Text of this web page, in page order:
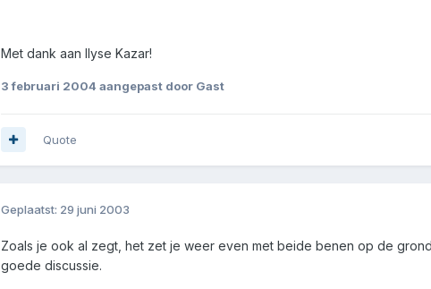
Met dank aan Ilyse Kazar!
3 februari 2004 aangepast door Gast
Quote
Geplaatst: 29 juni 2003
Zoals je ook al zegt, het zet je weer even met beide benen op de
goede discussie.